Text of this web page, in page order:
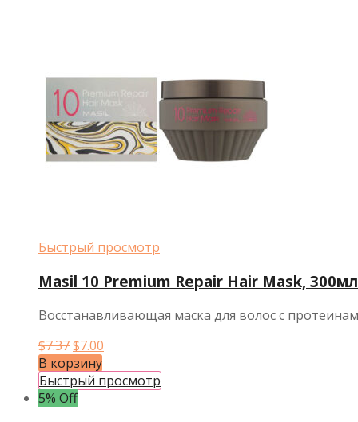
Быстрый просмотр
Masil 10 Premium Repair Hair Mask, 300мл
Восстанавливающая маска для волос с
$7.37Первоначальная
цена
составляла
$7.37.
$7.00
$7.00.
В корзину
Быстрый просмотр
5% Off